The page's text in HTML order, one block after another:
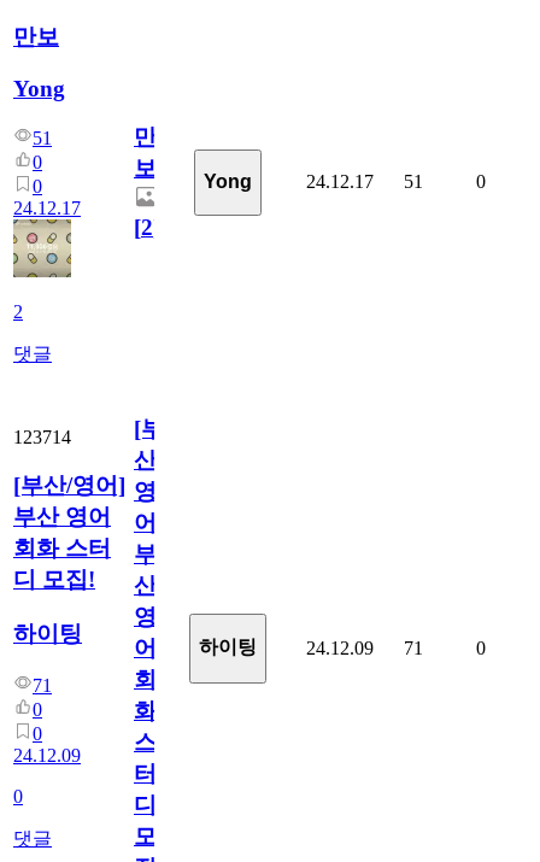
만보
Yong
51
0
0
24.12.17
2
댓글
만
보
[2]
Yong 24.12.17 51 0
123714
[부산/영어]
부산 영어
회화 스터
디 모집!
하이팅
71
0
0
24.12.09
0
댓글
[부
산/
영
어]
부
산
영
어
회
화
스
터
디
모
하이팅 24.12.09 71 0